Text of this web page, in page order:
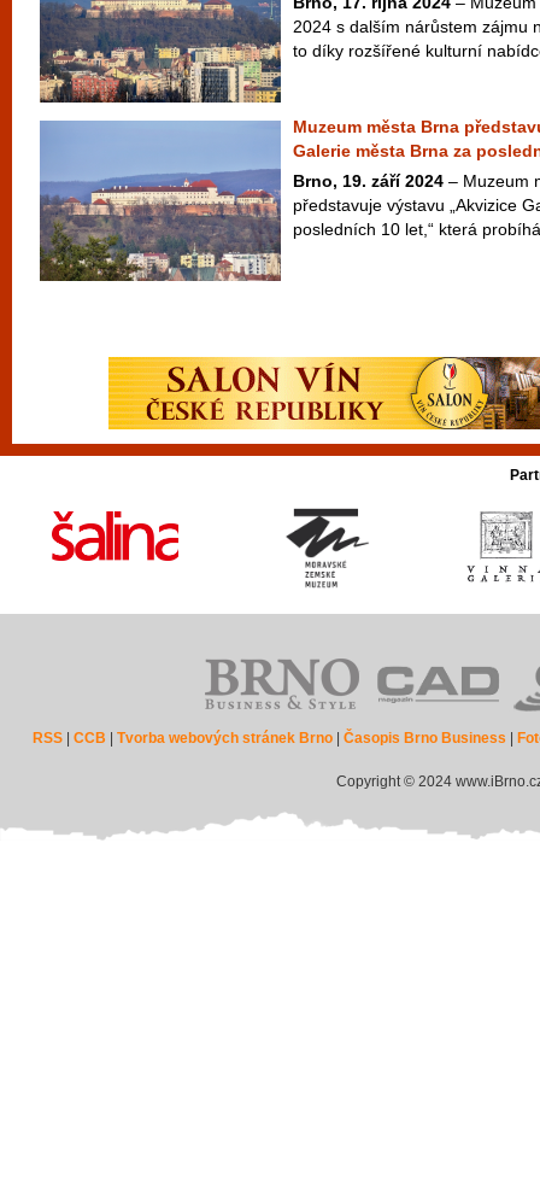
2024 s dalším nárůstem zájmu
to díky rozšířené kulturní
Muzeum města Brna
Galerie města Brna za
Brno, 19. září 2024 – Muzeum
představuje výstavu „Akvizice
posledních 10 let,“ která
RSS |CCB |Tvorba webových stránek Brno |Časopis Brno Business
Copyright © 2024